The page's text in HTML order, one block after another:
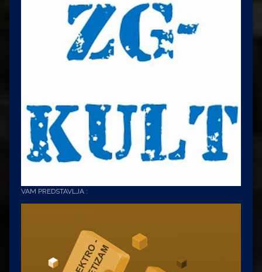
VAM PREDSTAVLJA :